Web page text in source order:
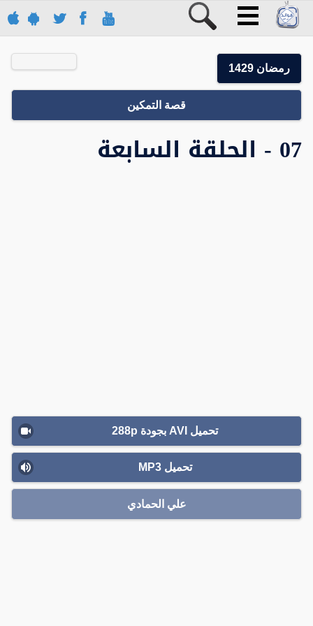
رمضان 1429
قصة التمكين
07 - الحلقة السابعة
تحميل AVI بجودة 288p
تحميل MP3
علي الحمادي